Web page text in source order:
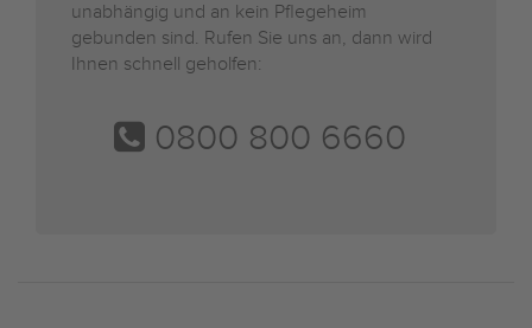
unabhängig und an kein Pflegeheim
gebunden sind. Rufen Sie uns an, dann wird
Ihnen schnell geholfen:
0800 800 6660